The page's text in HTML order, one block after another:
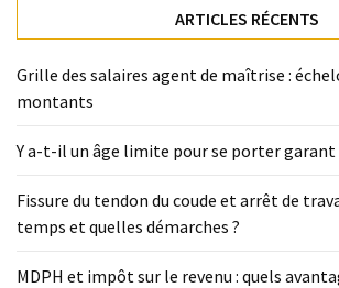
ARTICLES RÉCENTS
Grille des salaires agent de maîtrise :
montants
Y a-t-il un âge limite pour se porter garant
Fissure du tendon du coude et arrêt de
temps et quelles démarches ?
MDPH et impôt sur le revenu : quels